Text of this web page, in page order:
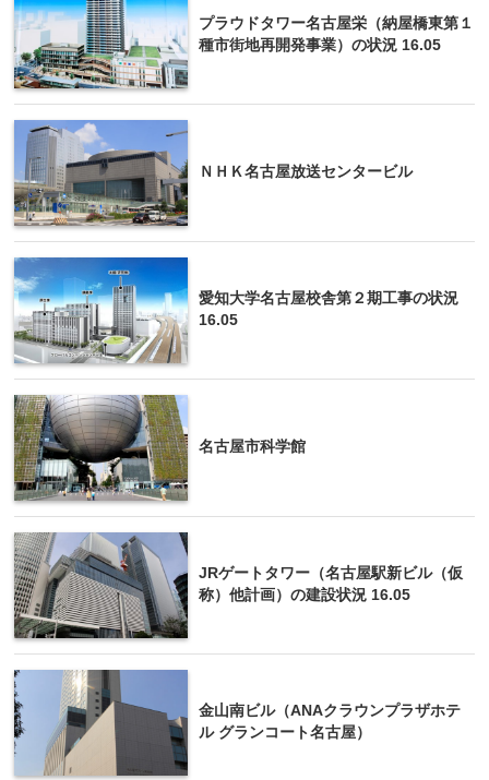
プラウドタワー名古屋栄（納屋橋東第１
種市街地再開発事業）の状況 16.05
ＮＨＫ名古屋放送センタービル
愛知大学名古屋校舎第２期工事の状況
16.05
名古屋市科学館
JRゲートタワー（名古屋駅新ビル（仮
称）他計画）の建設状況 16.05
金山南ビル（ANAクラウンプラザホテ
ル グランコート名古屋）